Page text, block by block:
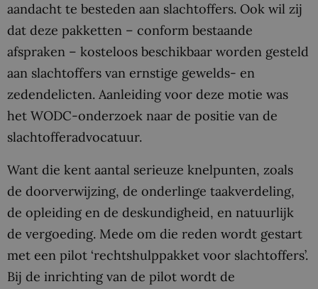
aandacht te besteden aan slachtoffers. Ook wil zij
dat deze pakketten – conform bestaande
afspraken – kosteloos beschikbaar worden gesteld
aan slachtoffers van ernstige gewelds- en
zedendelicten. Aanleiding voor deze motie was
het WODC-onderzoek naar de positie van de
slachtofferadvocatuur.
Want die kent aantal serieuze knelpunten, zoals
de doorverwijzing, de onderlinge taakverdeling,
de opleiding en de deskundigheid, en natuurlijk
de vergoeding. Mede om die reden wordt gestart
met een pilot ‘rechtshulppakket voor slachtoffers’.
Bij de inrichting van de pilot wordt de